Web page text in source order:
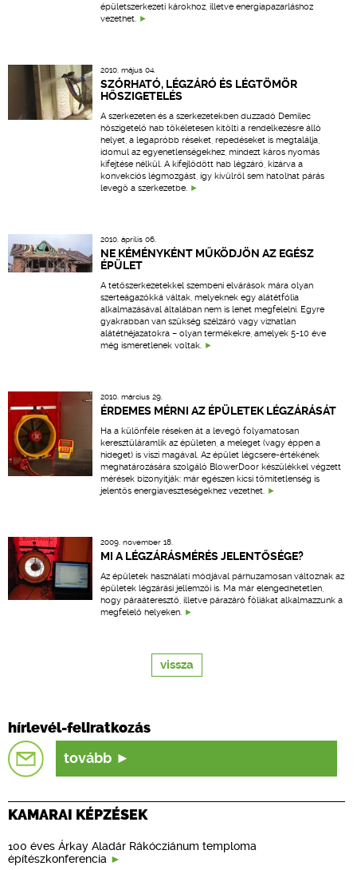
épületszerkezeti károkhoz, illetve energiapazarláshoz
vezethet.
2010. május 04.
SZÓRHATÓ, LÉGZÁRÓ ÉS LÉGTÖMÖR
HŐSZIGETELÉS
A szerkezeten és a szerkezetekben duzzadó Demilec
hőszigetelő hab tökéletesen kitölti a rendelkezésre álló
helyet, a legapróbb réseket, repedéseket is megtalálja,
idomul az egyenetlenségekhez, mindezt káros nyomás
kifejtése nélkül. A kifejlődött hab légzáró, kizárva a
konvekciós légmozgást, így kívülről sem hatolhat párás
levegő a szerkezetbe.
2010. április 06.
NE KÉMÉNYKÉNT MŰKÖDJÖN AZ EGÉSZ
ÉPÜLET
A tetőszerkezetekkel szembeni elvárások mára olyan
szerteágazókká váltak, melyeknek egy alátétfólia
alkalmazásával általában nem is lehet megfelelni. Egyre
gyakrabban van szükség szélzáró vagy vízhatlan
alátéthéjazatokra – olyan termékekre, amelyek 5-10 éve
még ismeretlenek voltak.
2010. március 29.
ÉRDEMES MÉRNI AZ ÉPÜLETEK LÉGZÁRÁSÁT
Ha a különféle réseken át a levegő folyamatosan
keresztüláramlik az épületen, a meleget (vagy éppen a
hideget) is viszi magával. Az épület légcsere-értékének
meghatározására szolgáló BlowerDoor készülékkel végzett
mérések bizonyítják: már egészen kicsi tömítetlenség is
jelentős energiaveszteségekhez vezethet.
2009. november 18.
MI A LÉGZÁRÁSMÉRÉS JELENTŐSÉGE?
Az épületek használati módjával párhuzamosan változnak az
épületek légzárási jellemzői is. Ma már elengedhetetlen,
hogy páraáteresztő, illetve párazáró fóliákat alkalmazzunk a
megfelelő helyeken.
vissza
hírlevél-feliratkozás
tovább
KAMARAI KÉPZÉSEK
100 éves Árkay Aladár Rákócziánum temploma
építészkonferencia